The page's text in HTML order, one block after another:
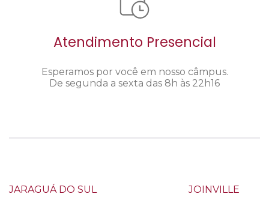
Atendimento Presencial
Esperamos por você em nosso câmpus.
De segunda a sexta das 8h às 22h16
JARAGUÁ DO SUL JOINVILLE